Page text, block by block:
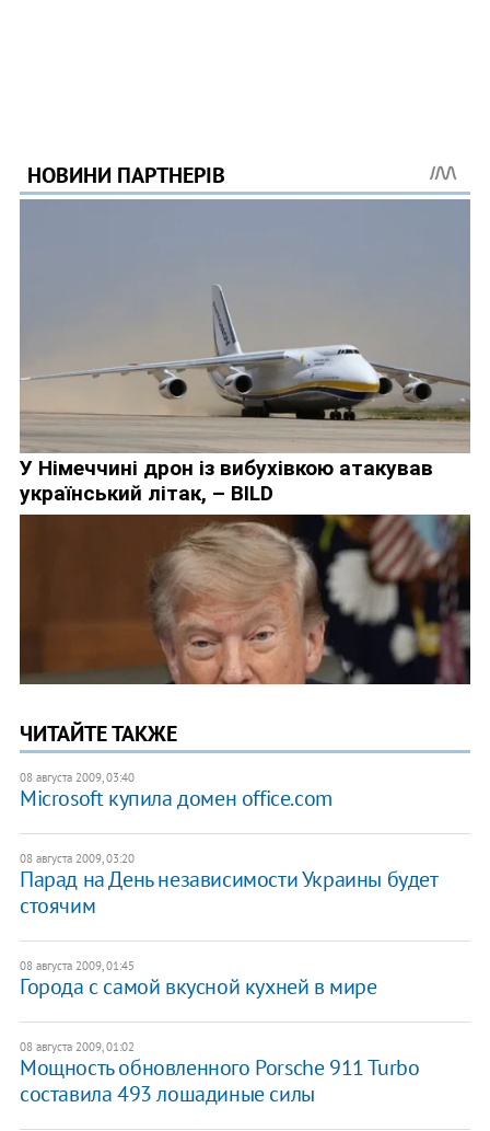
ЧИТАЙТЕ ТАКЖЕ
08 августа 2009, 03:40
Microsoft купила домен office.com
08 августа 2009, 03:20
Парад на День независимости Украины будет
стоячим
08 августа 2009, 01:45
Города с самой вкусной кухней в мире
08 августа 2009, 01:02
Мощность обновленного Porsche 911 Turbo
составила 493 лошадиные силы